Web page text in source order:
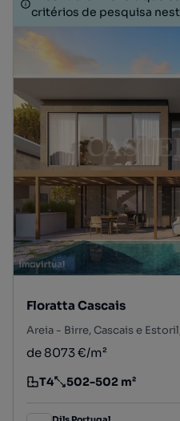
critérios de pesquisa
Floratta Cascais
Areia - Birre, Cascais e
de 8073 €/m²
Tipologia
T4
Preço por metro quadrado
502-502 m²